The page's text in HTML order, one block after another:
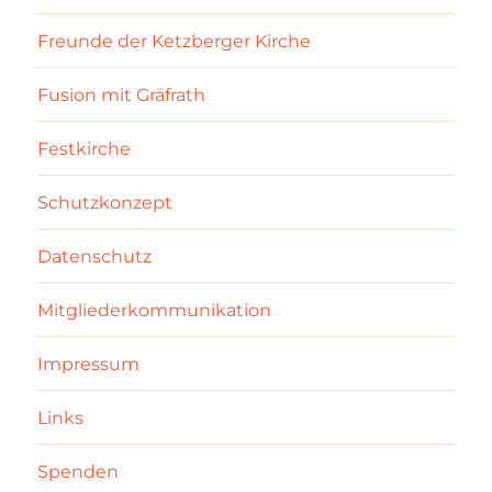
Freunde der Ketzberger Kirche
Fusion mit Gräfrath
Festkirche
Schutzkonzept
Datenschutz
Mitgliederkommunikation
Impressum
Links
Spenden